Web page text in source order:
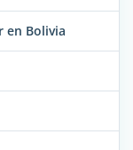
en Bolivia